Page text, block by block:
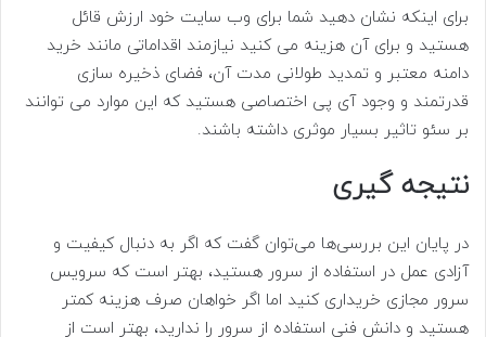
برای اینکه نشان دهید شما برای وب سایت خود ارزش قائل
هستید و برای آن هزینه می کنید نیازمند اقداماتی مانند خرید
دامنه معتبر و تمدید طولانی مدت آن، فضای ذخیره سازی
قدرتمند و وجود آی پی اختصاصی هستید که این موارد می توانند
بر سئو تاثیر بسیار موثری داشته باشند.
نتیجه گیری
در پایان این بررسی‌ها می‌توان گفت که اگر به دنبال کیفیت و
آزادی عمل در استفاده از سرور هستید، بهتر است که سرویس
سرور مجازی خریداری کنید اما اگر خواهان صرف هزینه کمتر
هستید و دانش فنی استفاده از سرور را ندارید، بهتر است از